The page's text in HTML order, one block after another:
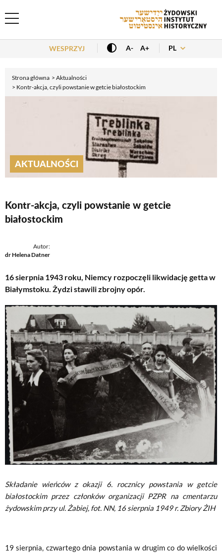
Header Menu
WESPRZYJ A- A+ PL
Strona główna
Aktualności
Kontr-akcja, czyli powstanie w getcie białostockim
AKTUALNOŚCI
Kontr-akcja, czyli powstanie w getcie
białostockim
Autor:
dr Helena Datner
16 sierpnia 1943 roku, Niemcy rozpoczęli likwidację getta w
Białymstoku. Żydzi stawili zbrojny opór.
Składanie wieńców z okazji 6. rocznicy powstania w getcie
białostockim przez członków organizacji PZPR na cmentarzu
żydowskim przy ul. Żabiej, fot. NN, 16 sierpnia 1949 r. Zbiory ŻIH
19 sierpnia, czwartego dnia powstania w drugim co do wielkości